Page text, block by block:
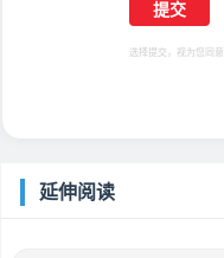
选择提交，视为您同意
延伸阅读